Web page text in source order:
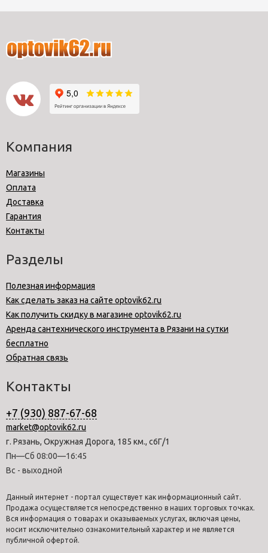
Компания
Магазины
Оплата
Доставка
Гарантия
Контакты
Разделы
Полезная информация
Как сделать заказ на сайте optovik62.ru
Как получить скидку в магазине optovik62.ru
Аренда сантехнического инструмента в Рязани на сутки
бесплатно
Обратная связь
Контакты
+7 (930) 887-67-68
market@optovik62.ru
г. Рязань, Окружная Дорога, 185 км., с6Г/1
Пн—Сб 08:00—16:45
Вс - выходной
Данный интернет - портал существует как информационный сайт.
Продажа осуществляется непосредственно в наших торговых точках.
Вся информация о товарах и оказываемых услугах, включая цены,
носит исключительно ознакомительный характер и не является
публичной офертой.